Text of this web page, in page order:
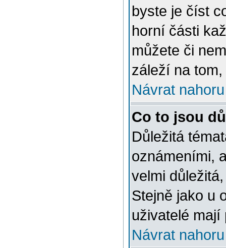
byste je číst
horní části
můžete či
záleží na
Návrat nahoru
Co to jsou
Důležitá
oznámeními,
velmi
Stejně jako u
uživatelé mají
Návrat nahoru